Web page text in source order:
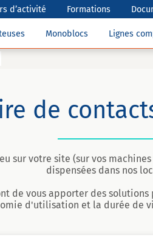
d’activité Formations
Monoblocs Lignes
de
sur votre site (sur vos
dispensées dans nos
de vous apporter des
d'utilisation et la durée de